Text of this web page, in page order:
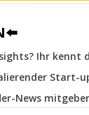
Ihr kennt
Start-
News